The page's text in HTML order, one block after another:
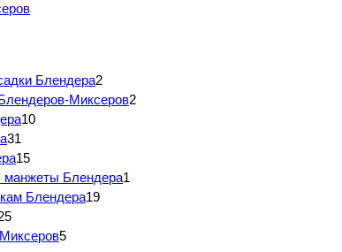
Блендера2
Миксеров2
10
31
15
манжеты Блендера1
Блендера19
5